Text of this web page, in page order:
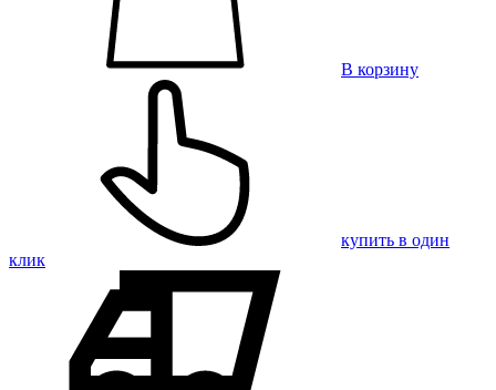
В корзину
купить в один
клик